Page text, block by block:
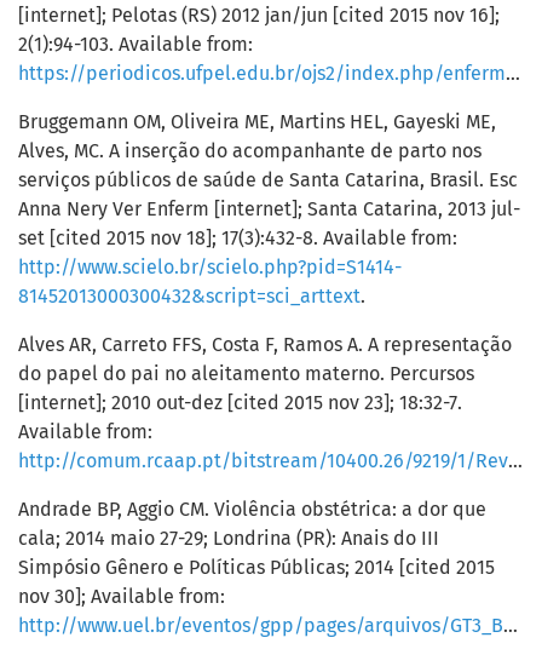
[internet]; Pelotas (RS) 2012 jan/jun [cited 2015 nov 16];
2(1):94-103. Available from:
https://periodicos.ufpel.edu.br/ojs2/index.php/enfermagem/article/view/3447/2832
Bruggemann OM, Oliveira ME, Martins HEL, Gayeski ME,
Alves, MC. A inserção do acompanhante de parto nos
serviços públicos de saúde de Santa Catarina, Brasil. Esc
Anna Nery Ver Enferm [internet]; Santa Catarina, 2013 jul-
set [cited 2015 nov 18]; 17(3):432-8. Available from:
http://www.scielo.br/scielo.php?pid=S1414-
81452013000300432&script=sci_arttext.
Alves AR, Carreto FFS, Costa F, Ramos A. A representação
do papel do pai no aleitamento materno. Percursos
[internet]; 2010 out-dez [cited 2015 nov 23]; 18:32-7.
Available from:
http://comum.rcaap.pt/bitstream/10400.26/9219/1/Revista%20Percursos%20n18_A%20representa%C3%A7%C3%A3o%20do%20papel%20do%20pai%20no%20aleitamento%20materno.pdf
Andrade BP, Aggio CM. Violência obstétrica: a dor que
cala; 2014 maio 27-29; Londrina (PR): Anais do III
Simpósio Gênero e Políticas Públicas; 2014 [cited 2015
nov 30]; Available from:
http://www.uel.br/eventos/gpp/pages/arquivos/GT3_Briena%20Padilha%20Andrade.pdf